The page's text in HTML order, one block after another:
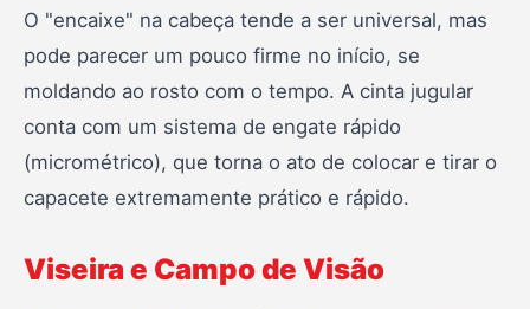
O "encaixe" na cabeça tende a ser universal, mas
pode parecer um pouco firme no início, se
moldando ao rosto com o tempo. A cinta jugular
conta com um sistema de engate rápido
(micrométrico), que torna o ato de colocar e tirar o
capacete extremamente prático e rápido.
Viseira e Campo de Visão